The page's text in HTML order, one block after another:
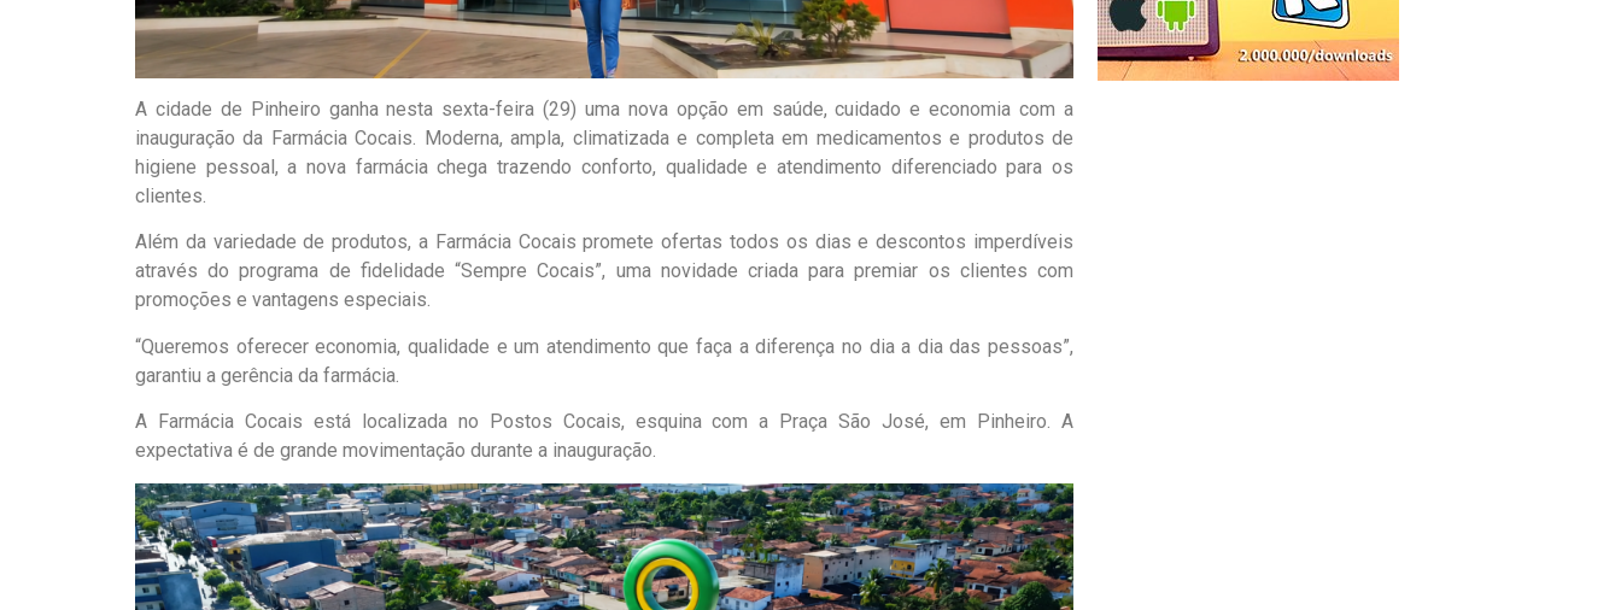
A cidade de Pinheiro ganha nesta sexta-feira (29) uma nova opção em saúde, cuidado e economia com a
inauguração da Farmácia Cocais. Moderna, ampla, climatizada e completa em medicamentos e produtos de
higiene pessoal, a nova farmácia chega trazendo conforto, qualidade e atendimento diferenciado para os
clientes.
Além da variedade de produtos, a Farmácia Cocais promete ofertas todos os dias e descontos imperdíveis
através do programa de fidelidade “Sempre Cocais”, uma novidade criada para premiar os clientes com
promoções e vantagens especiais.
“Queremos oferecer economia, qualidade e um atendimento que faça a diferença no dia a dia das pessoas”,
garantiu a gerência da farmácia.
A Farmácia Cocais está localizada no Postos Cocais, esquina com a Praça São José, em Pinheiro. A
expectativa é de grande movimentação durante a inauguração.